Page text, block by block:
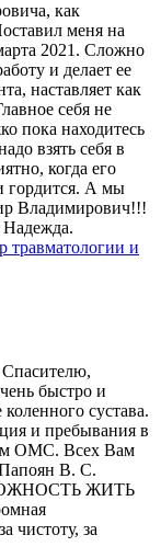
как
меня на
2021. Сложно
и делает ее
наставляет как
себя не
пока находитесь
взять себя в
когда его
гордится. А мы
Владимирович!!!
травматологии и
быстро и
сустава.
и пребывания в
ОМС. Всех Вам
Папоян В. С.
ЖИТЬ
чистоту, за